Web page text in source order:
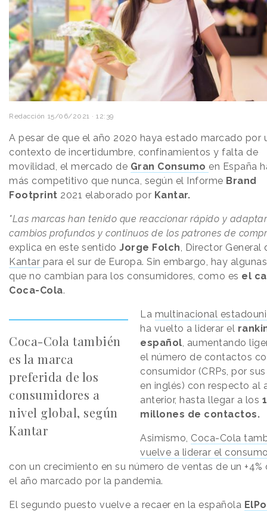
Redacción 15/06/2021 · 12:39
A pesar de que el año 2020 haya estado marcado por
contexto de incertidumbre, confinamientos y falta de
movilidad, el mercado de Gran Consumo en España
más competitivo que nunca, según el Informe Brand
Footprint 2021 elaborado por Kantar.
"Las marcas han tenido que reaccionar rápido y
cambios profundos y continuos de los patrones de
explica en este sentido Jorge Folch , Director General
Kantar para el sur de Europa. Sin embargo, hay
que no cambian para los consumidores, como es el
Coca-Cola.
Coca-Cola también
es la marca
preferida de los
consumidores a
nivel global, según
Kantar
La multinacional
ha vuelto a liderar el
español , aumentando
el número de contactos
consumidor (CRPs, por
en inglés) con respecto al
anterior, hasta llegar a los
millones de contactos.
Asimismo, Coca-Cola
vuelve a liderar el
con un crecimiento en su número de ventas de un +4%
el año marcado por la pandemia.
El segundo puesto vuelve a recaer en la española